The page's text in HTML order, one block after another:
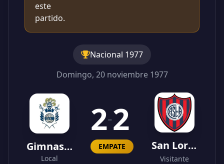
este
partido.
Nacional 1977
Domingo, 20 noviembre 1977
Gimnasia y Esgrima La Plata
Local
2-2
EMPATE San Lorenzo
Visitante